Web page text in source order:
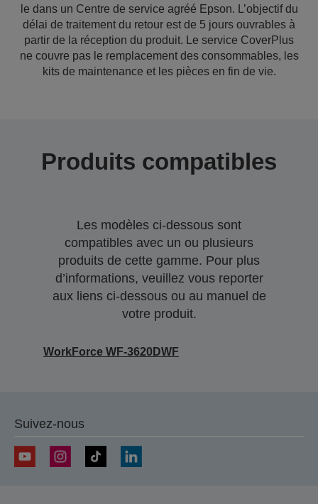
le dans un Centre de service agréé Epson. L’objectif du
délai de traitement du retour est de 5 jours ouvrables à
partir de la réception du produit. Le service CoverPlus
ne couvre pas le remplacement des consommables, les
kits de maintenance et les pièces en fin de vie.
Produits compatibles
Les modèles ci-dessous sont
compatibles avec un ou plusieurs
produits de cette gamme. Pour plus
d’informations, veuillez vous reporter
aux liens ci-dessous ou au manuel de
votre produit.
WorkForce WF-3620DWF
Suivez-nous